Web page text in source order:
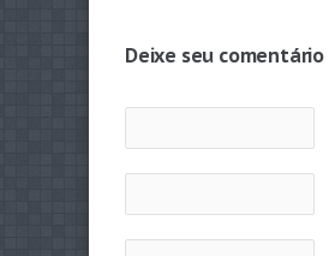
Deixe seu comentário